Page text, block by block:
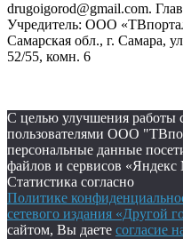
drugoigorod@gmail.com.
Учредитель: ООО
Самарская обл., г. Самара,
52/55, комн. 6
С целью улучшения работы
пользователями ООО
персональные данные
файлов и сервисов
Статистика согласно
Политике
сетевого издания «Другой
сайтом, Вы даете согласие